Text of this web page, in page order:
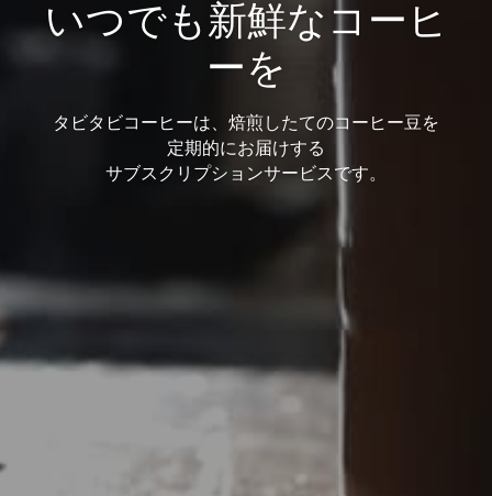
いつでも新鮮なコーヒ
ーを
タビタビコーヒーは、焙煎したてのコーヒー豆を
定期的にお届けする
サブスクリプションサービスです。